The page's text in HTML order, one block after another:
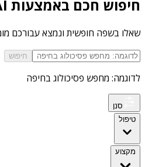
חיפוש חכם באמצעות AI
שאלו בשפה חופשית ונמצא עבורכם
חיפוש
לדוגמה: מחפש פסיכולוג בחיפה
סנן
טיפול
מקצוע